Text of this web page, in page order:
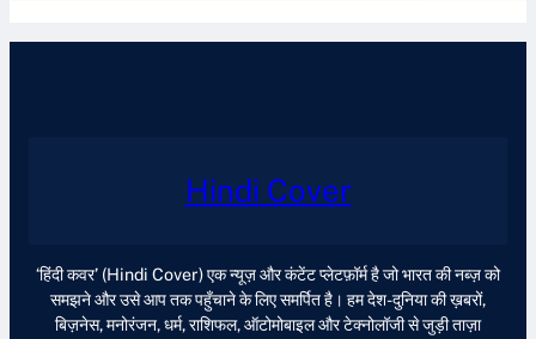
Hindi Cover
‘हिंदी कवर’ (Hindi Cover) एक न्यूज़ और कंटेंट प्लेटफ़ॉर्म है जो भारत की नब्ज़ को
समझने और उसे आप तक पहुँचाने के लिए समर्पित है। हम देश-दुनिया की ख़बरों,
बिज़नेस, मनोरंजन, धर्म, राशिफल, ऑटोमोबाइल और टेक्नोलॉजी से जुड़ी ताज़ा